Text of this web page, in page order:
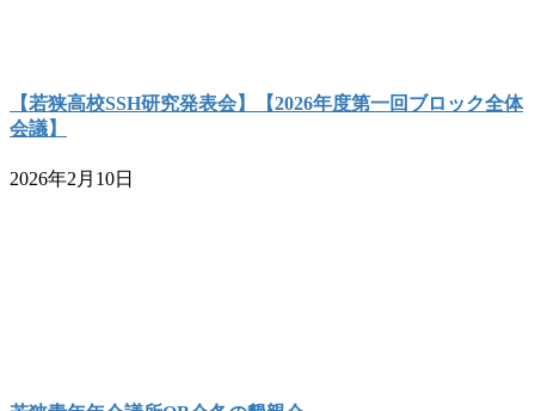
【若狭高校SSH研究発表会】【2026年度第一回ブロック全体
会議】
2026年2月10日